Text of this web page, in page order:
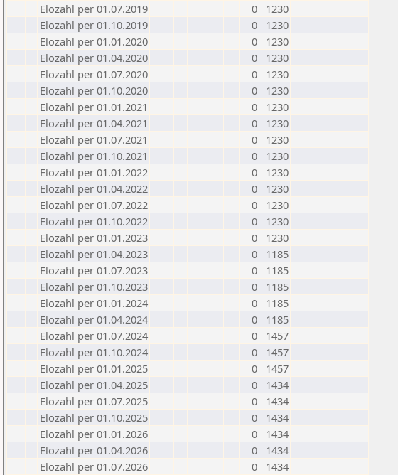
Elozahl per 01.07.2019
0
1230
Elozahl per 01.10.2019
0
1230
Elozahl per 01.01.2020
0
1230
Elozahl per 01.04.2020
0
1230
Elozahl per 01.07.2020
0
1230
Elozahl per 01.10.2020
0
1230
Elozahl per 01.01.2021
0
1230
Elozahl per 01.04.2021
0
1230
Elozahl per 01.07.2021
0
1230
Elozahl per 01.10.2021
0
1230
Elozahl per 01.01.2022
0
1230
Elozahl per 01.04.2022
0
1230
Elozahl per 01.07.2022
0
1230
Elozahl per 01.10.2022
0
1230
Elozahl per 01.01.2023
0
1230
Elozahl per 01.04.2023
0
1185
Elozahl per 01.07.2023
0
1185
Elozahl per 01.10.2023
0
1185
Elozahl per 01.01.2024
0
1185
Elozahl per 01.04.2024
0
1185
Elozahl per 01.07.2024
0
1457
Elozahl per 01.10.2024
0
1457
Elozahl per 01.01.2025
0
1457
Elozahl per 01.04.2025
0
1434
Elozahl per 01.07.2025
0
1434
Elozahl per 01.10.2025
0
1434
Elozahl per 01.01.2026
0
1434
Elozahl per 01.04.2026
0
1434
Elozahl per 01.07.2026
0 1434